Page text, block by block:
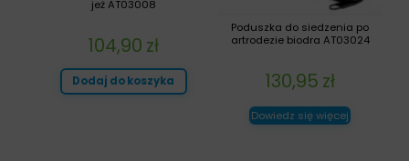
Poduszka do siedzenia po
artrodezie biodra AT03024
130,95 zł
Dowiedz się więcej
jeż AT03008
104,90 zł
Dodaj do koszyka